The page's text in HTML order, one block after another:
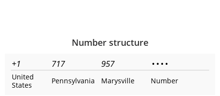
Number structure
+1 717 957 • • • •
United
States
Pennsylvania Marysville Number